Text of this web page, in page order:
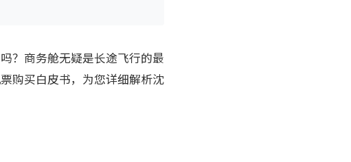
？商务舱无疑是长途飞行的最
购买白皮书，为您详细解析沈